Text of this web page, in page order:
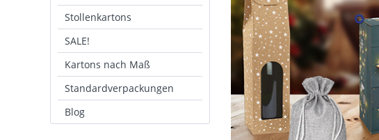
Stollenkartons
SALE!
Kartons nach Maß
Standardverpackungen
Blog